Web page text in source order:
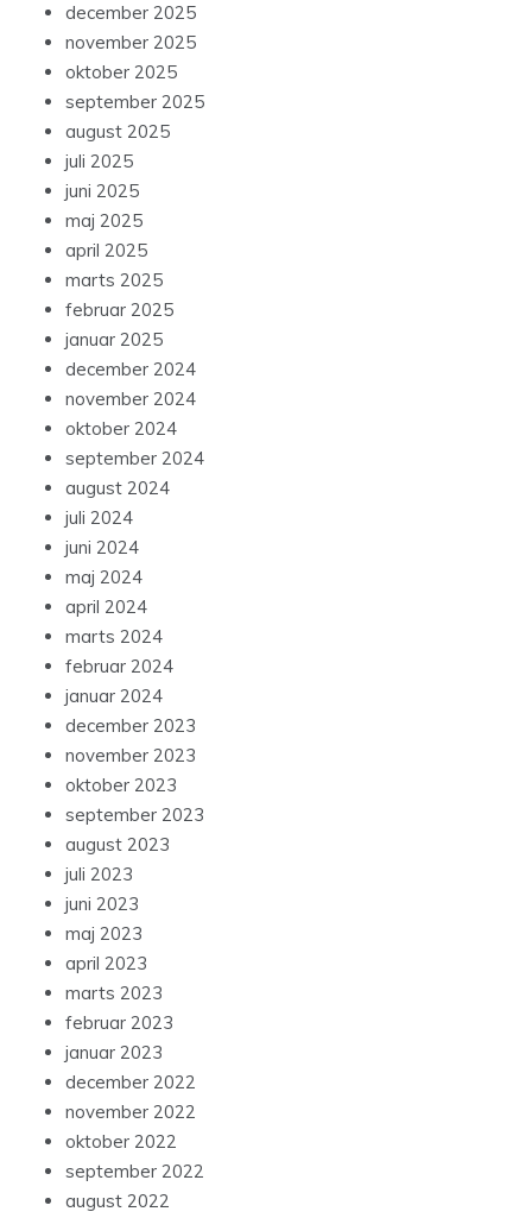
december 2025
november 2025
oktober 2025
september 2025
august 2025
juli 2025
juni 2025
maj 2025
april 2025
marts 2025
februar 2025
januar 2025
december 2024
november 2024
oktober 2024
september 2024
august 2024
juli 2024
juni 2024
maj 2024
april 2024
marts 2024
februar 2024
januar 2024
december 2023
november 2023
oktober 2023
september 2023
august 2023
juli 2023
juni 2023
maj 2023
april 2023
marts 2023
februar 2023
januar 2023
december 2022
november 2022
oktober 2022
september 2022
august 2022